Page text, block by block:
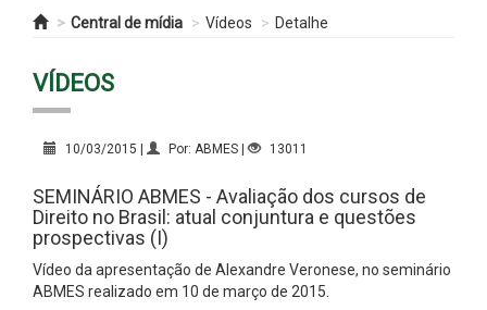
Central de mídia Vídeos Detalhe
VÍDEOS
10/03/2015 | Por: ABMES | 13011
SEMINÁRIO ABMES - Avaliação dos cursos de
Direito no Brasil: atual conjuntura e questões
prospectivas (I)
Vídeo da apresentação de Alexandre Veronese, no seminário
ABMES realizado em 10 de março de 2015.